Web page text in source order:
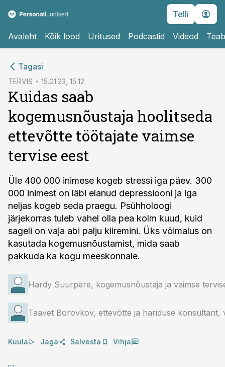
Telli
Avaleht Kõik lood Üritused Podcastid Videod
Tagasi
TERVIS 15.01.23, 15:12
Kuidas saab
kogemusnõustaja hoolitseda
ettevõtte töötajate vaimse
tervise eest
Üle 400 000 inimese kogeb stressi iga päev. 300
000 inimest on läbi elanud depressiooni ja iga
neljas kogeb seda praegu. Psühholoogi
järjekorras tuleb vahel olla pea kolm kuud, kuid
sageli on vaja abi palju kiiremini. Üks võimalus on
kasutada kogemusnõustamist, mida saab
pakkuda ka kogu meeskonnale.
Hardy Suurpere, kogemusnõustaja ja vaimse
Taavet Borovkov, ettevõtte ja hariduse konsultant,
Kuula Jaga Salvesta Vihja